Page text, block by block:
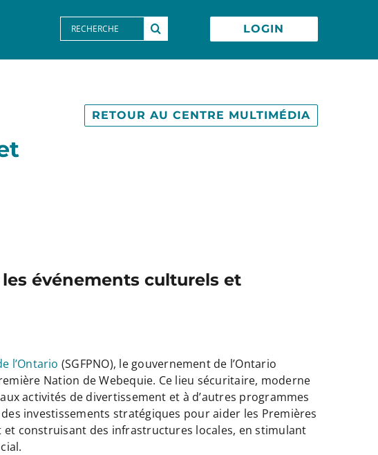
Search
for:
LOGIN
RETOUR AU CENTRE MULTIMÉDIA
événements culturels et
l’Ontario (SGFPNO), le gouvernement de l’Ontario
Nation de Webequie. Ce lieu sécuritaire, moderne
activités de divertissement et à d’autres programmes
investissements stratégiques pour aider les Premières
construisant des infrastructures locales, en stimulant